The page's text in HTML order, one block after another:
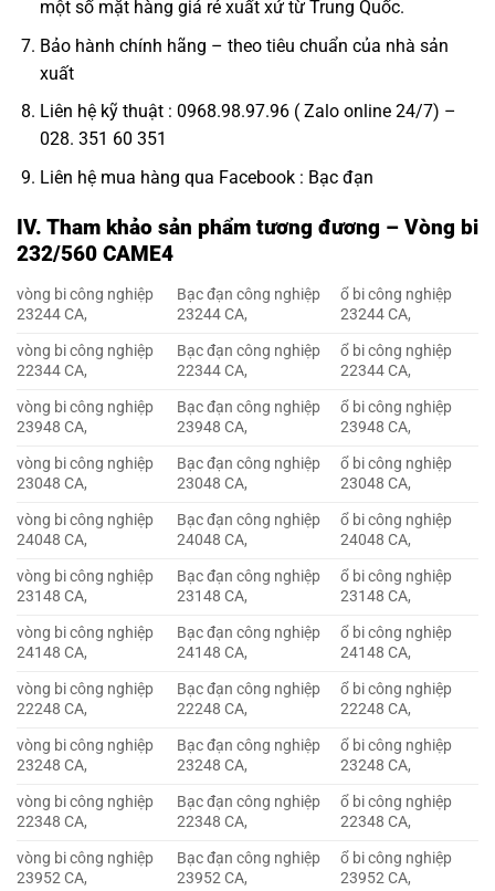
một số mặt hàng giá rẻ xuất xứ từ Trung Quốc.
Bảo hành chính hãng – theo tiêu chuẩn của nhà sản
xuất
Liên hệ kỹ thuật : 0968.98.97.96 ( Zalo online 24/7) –
028. 351 60 351
Liên hệ mua hàng qua Facebook : Bạc đạn
IV. Tham khảo sản phẩm tương đương – Vòng bi
232/560 CAME4
vòng bi công nghiệp
23244 CA,
Bạc đạn công nghiệp
23244 CA,
ổ bi công nghiệp
23244 CA,
vòng bi công nghiệp
22344 CA,
Bạc đạn công nghiệp
22344 CA,
ổ bi công nghiệp
22344 CA,
vòng bi công nghiệp
23948 CA,
Bạc đạn công nghiệp
23948 CA,
ổ bi công nghiệp
23948 CA,
vòng bi công nghiệp
23048 CA,
Bạc đạn công nghiệp
23048 CA,
ổ bi công nghiệp
23048 CA,
vòng bi công nghiệp
24048 CA,
Bạc đạn công nghiệp
24048 CA,
ổ bi công nghiệp
24048 CA,
vòng bi công nghiệp
23148 CA,
Bạc đạn công nghiệp
23148 CA,
ổ bi công nghiệp
23148 CA,
vòng bi công nghiệp
24148 CA,
Bạc đạn công nghiệp
24148 CA,
ổ bi công nghiệp
24148 CA,
vòng bi công nghiệp
22248 CA,
Bạc đạn công nghiệp
22248 CA,
ổ bi công nghiệp
22248 CA,
vòng bi công nghiệp
23248 CA,
Bạc đạn công nghiệp
23248 CA,
ổ bi công nghiệp
23248 CA,
vòng bi công nghiệp
22348 CA,
Bạc đạn công nghiệp
22348 CA,
ổ bi công nghiệp
22348 CA,
vòng bi công nghiệp
23952 CA,
Bạc đạn công nghiệp
23952 CA,
ổ bi công nghiệp
23952 CA,